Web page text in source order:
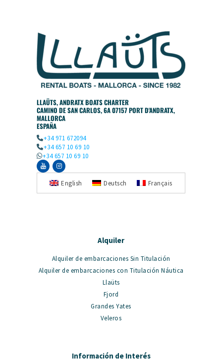
LLAÜTS, ANDRATX BOATS CHARTER
CAMINO DE SAN CARLOS, 6A 07157 PORT D'ANDRATX,
MALLORCA
ESPAÑA
+34 971 672094
+34 657 10 69 10
+34 657 10 69 10
English Deutsch Français
Alquiler
Alquiler de embarcaciones Sin Titulación
Alquiler de embarcaciones con Titulación Náutica
Llaüts
Fjord
Grandes Yates
Veleros
Información de Interés